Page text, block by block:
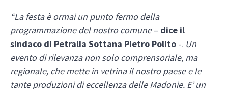
“La festa è ormai un punto fermo della
programmazione del nostro comune– dice il
sindaco di Petralia Sottana Pietro Polito -. Un
evento di rilevanza non solo comprensoriale, ma
regionale, che mette in vetrina il nostro paese e le
tante produzioni di eccellenza delle Madonie. E’ un